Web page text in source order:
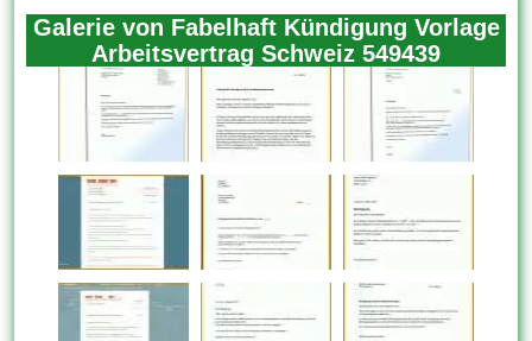
Galerie von Fabelhaft Kündigung Vorlage
Arbeitsvertrag Schweiz 549439